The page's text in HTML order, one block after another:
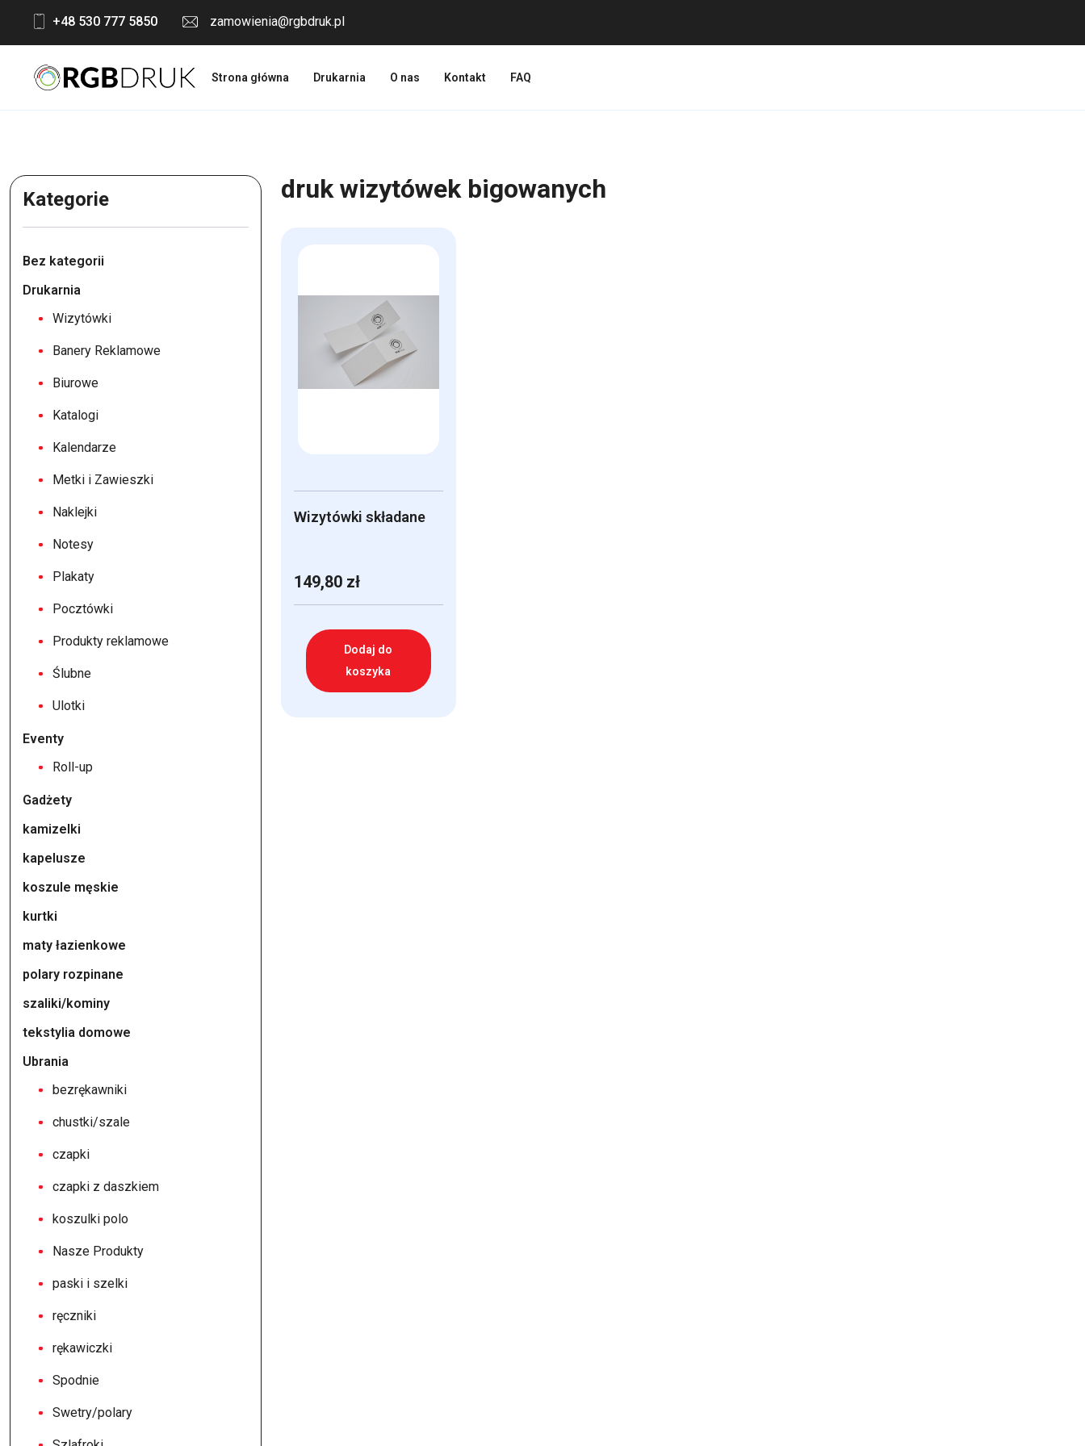
content
+48 530 777 5850 zamowienia@rgbdruk.pl
Strona główna Drukarnia O nas Kontakt FAQ
Kategorie
Bez kategorii
Drukarnia
Wizytówki
Banery Reklamowe
Biurowe
Katalogi
Kalendarze
Metki i Zawieszki
Naklejki
Notesy
Plakaty
Pocztówki
Produkty reklamowe
Ślubne
Ulotki
Eventy
Roll-up
Gadżety
kamizelki
kapelusze
koszule męskie
kurtki
maty łazienkowe
polary rozpinane
szaliki/kominy
tekstylia domowe
Ubrania
bezrękawniki
chustki/szale
czapki
czapki z daszkiem
koszulki polo
Nasze Produkty
paski i szelki
ręczniki
rękawiczki
Spodnie
Swetry/polary
druk wizytówek bigowanych
Wizytówki składane
149,80 zł
Dodaj do
koszyka